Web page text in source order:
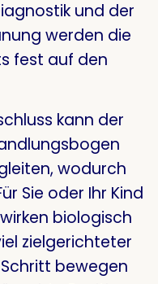
und der
werden die
fest auf den
kann der
wodurch
Sie oder Ihr Kind
biologisch
zielgerichteter
bewegen